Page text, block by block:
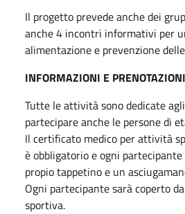
Il progetto prevede anche dei
anche 4 incontri informativi per
alimentazione e prevenzione
INFORMAZIONI E PRENOTAZIONI
Tutte le attività sono dedicate
partecipare anche le persone di
Il certificato medico per attività
è obbligatorio e ogni
propio tappetino e un
Ogni partecipante sarà coperto
sportiva.